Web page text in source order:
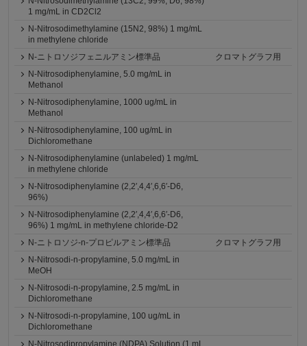
1 mg/mL in CD2Cl2
N-Nitrosodimethylamine (15N2, 98%) 1 mg/mL
in methylene chloride
N-ニトロソジフェニルアミン標準品
クロマトグラフ用
N-Nitrosodiphenylamine, 5.0 mg/mL in
Methanol
N-Nitrosodiphenylamine, 1000 ug/mL in
Methanol
N-Nitrosodiphenylamine, 100 ug/mL in
Dichloromethane
N-Nitrosodiphenylamine (unlabeled) 1 mg/mL
in methylene chloride
N-Nitrosodiphenylamine (2,2′,4,4′,6,6′-D6,
96%)
N-Nitrosodiphenylamine (2,2′,4,4′,6,6′-D6,
96%) 1 mg/mL in methylene chloride-D2
N-ニトロソジ-n-プロピルアミン標準品
クロマトグラフ用
N-Nitrosodi-n-propylamine, 5.0 mg/mL in
MeOH
N-Nitrosodi-n-propylamine, 2.5 mg/mL in
Dichloromethane
N-Nitrosodi-n-propylamine, 100 ug/mL in
Dichloromethane